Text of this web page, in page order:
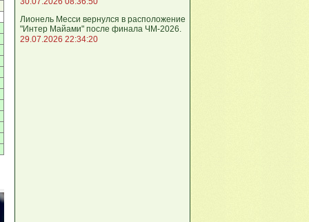
Лионель Месси вернулся в расположение
"Интер Майами" после финала ЧМ-2026.
29.07.2026 22:34:20